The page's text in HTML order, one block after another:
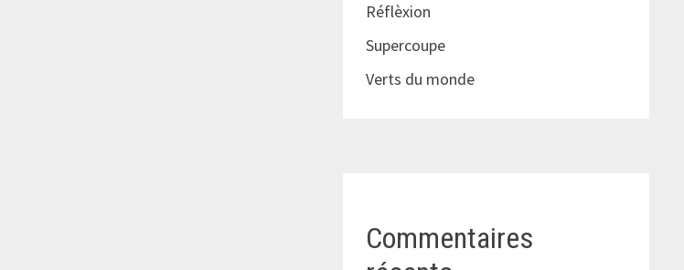
Réflèxion
Supercoupe
Verts du monde
Commentaires